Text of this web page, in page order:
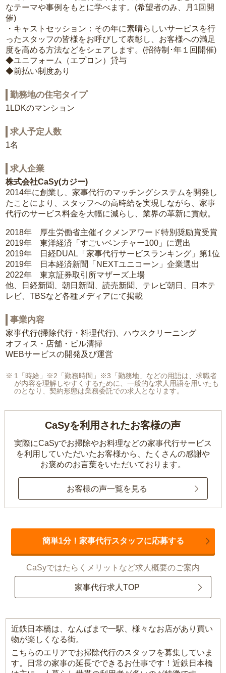
なテーマや事例をもとに学べます。(希望者のみ、月1回開
催)
・キャストセッション：その年に素晴らしいサービスを行
ったスタッフの皆様をお呼びして表彰し、お客様への満足
度を高める方法などをシェアします。(招待制･年１回開催)
◆ユニフォーム（エプロン）貸与
◆前払い制度あり
勤務地の住宅タイプ
1LDKのマンション
求人予定人数
1名
求人企業
株式会社CaSy(カジー)
2014年に創業し、家事代行のマッチングシステムを開発し
たことにより、スタッフへの高時給を実現しながら、家事
代行のサービス料金を大幅に減らし、業界の革新に貢献。
2018年 厚生労働省主催イクメンアワード特別奨励賞受賞
2019年 東洋経済「すごいベンチャー100」に選出
2019年 日経DUAL「家事代行サービスランキング」第1位
2019年 日本経済新聞「NEXTユニコーン」企業選出
2022年 東京証券取引所マザーズ上場
他、日経新聞、朝日新聞、読売新聞、テレビ朝日、日本テ
レビ、TBSなど各種メディアにて掲載
事業内容
家事代行(掃除代行・料理代行)、ハウスクリーニング
オフィス・店舗・ビル清掃
WEBサービスの開発及び運営
1「時給」※2「勤務時間」※3「勤務地」などの用語は、求職者
が内容を理解しやすくするために、一般的な求人用語を用いたも
のとなり、契約形態は業務委託での求人となります。
CaSyを利用されたお客様の声
実際にCaSyでお掃除やお料理などの家事代行サービス
を利用していただいたお客様から、 たくさんの感謝や
お褒めのお言葉をいただいております。
お客様の声一覧を見る
簡単1分！家事代行スタッフに応募する
CaSyではたらくメリットなど求人概要のご案内
家事代行求人TOP
近鉄日本橋は、なんばまで一駅、様々なお店があり買い
物が楽しくなる街。
こちらのエリアでお掃除代行のスタッフを募集していま
す。日常の家事の延長でできるお仕事です！近鉄日本橋